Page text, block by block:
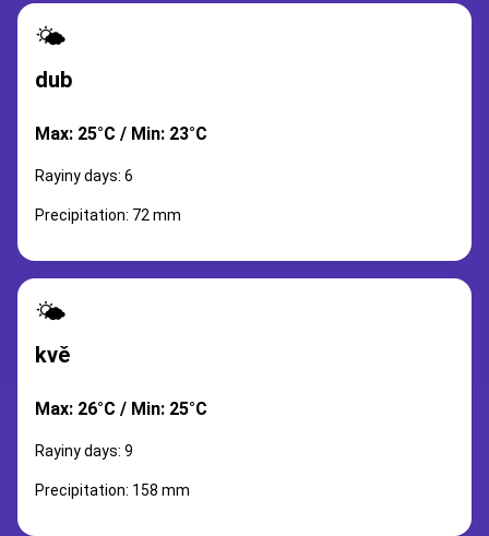
🌤️
dub
Max: 25°C / Min: 23°C
Rayiny days: 6
Precipitation: 72 mm
🌤️
kvě
Max: 26°C / Min: 25°C
Rayiny days: 9
Precipitation: 158 mm